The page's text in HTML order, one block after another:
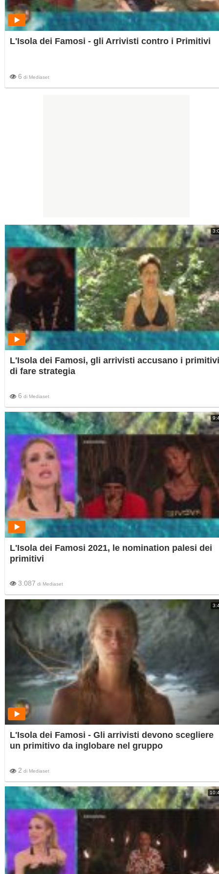
L'Isola dei Famosi - gli Arrivisti contro i Primitivi
6 di Mediaset
L'Isola dei Famosi, gli arrivisti accusano i primitivi
di fare strategia
6 di Mediaset
L'Isola dei Famosi 2021, le nomination palesi dei
primitivi
3.087 di Mediaset
L'Isola dei Famosi - Gli arrivisti devono scegliere
un primitivo da inglobare nel gruppo
2 di Mediaset